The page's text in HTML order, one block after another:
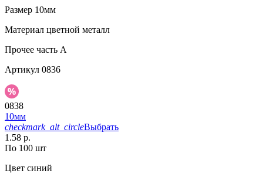
Размер 10мм
Материал цветной металл
Прочее часть A
Артикул 0836
0838
10мм
checkmark_alt_circleВыбрать
1.58 р.
По 100 шт
Цвет синий